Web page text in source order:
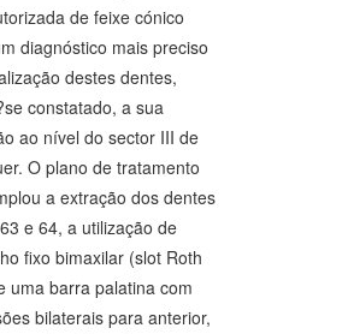
de feixe cónico
diagnóstico mais preciso
destes dentes,
constatado, a sua
ao nível do sector III de
O plano de tratamento
a extração dos dentes
e 64, a utilização de
fixo bimaxilar (slot Roth
uma barra palatina com
bilaterais para anterior,